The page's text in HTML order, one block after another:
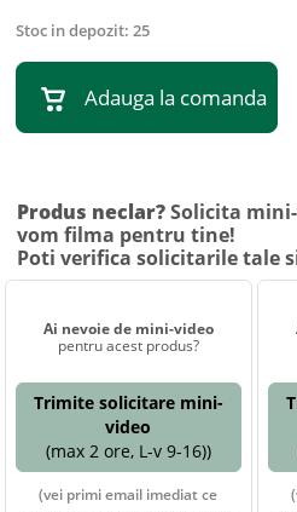
Stoc in depozit: 25
Adauga la comanda
Produs neclar?Solicita
vom filma pentru tine!
Poti verifica solicitarile tale
Ai nevoie de mini-video
pentru acest produs?
Trimite solicitare mini-
video
(max 2 ore, L-v 9-16))
(vei primi email imediat ce